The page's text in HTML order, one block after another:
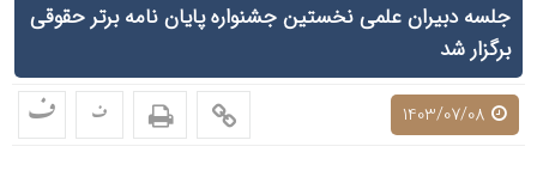
جلسه دبیران علمی نخستین جشنواره پایان نامه برتر حقوقی
برگزار شد
ف ف